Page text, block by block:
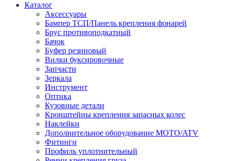
Каталог
Аксессуары
Бампер ТСП/Панель крепления фонарей
Брус противоподкатный
Бачок
Буфер резиновый
Вилки буксировочные
Запчасти
Зеркала
Инструмент
Оптика
Кузовные детали
Кронштейны крепления запасных колес
Наклейки
Дополнительное оборудование MOTO/ATV
Фитинги
Профиль уплотнительный